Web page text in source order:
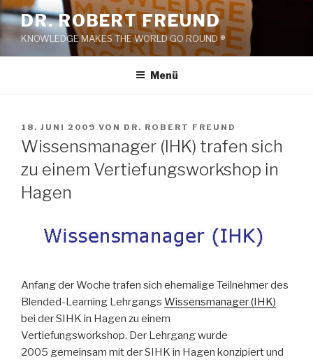
Zum
Inhalt
springen
DR. ROBERT FREUND
KNOWLEDGE MAKES THE WORLD GO ROUND ®
Menü
VERÖFFENTLICHT
AM
18. JUNI 2009 VON DR. ROBERT FREUND
Wissensmanager (IHK) trafen sich
zu einem Vertiefungsworkshop in
Hagen
Anfang der Woche trafen sich ehemalige Teilnehmer des
Blended-Learning Lehrgangs Wissensmanager (IHK)
bei der SIHK in Hagen zu einem
Vertiefungsworkshop. Der Lehrgang wurde
2005 gemeinsam mit der SIHK in Hagen konzipiert und